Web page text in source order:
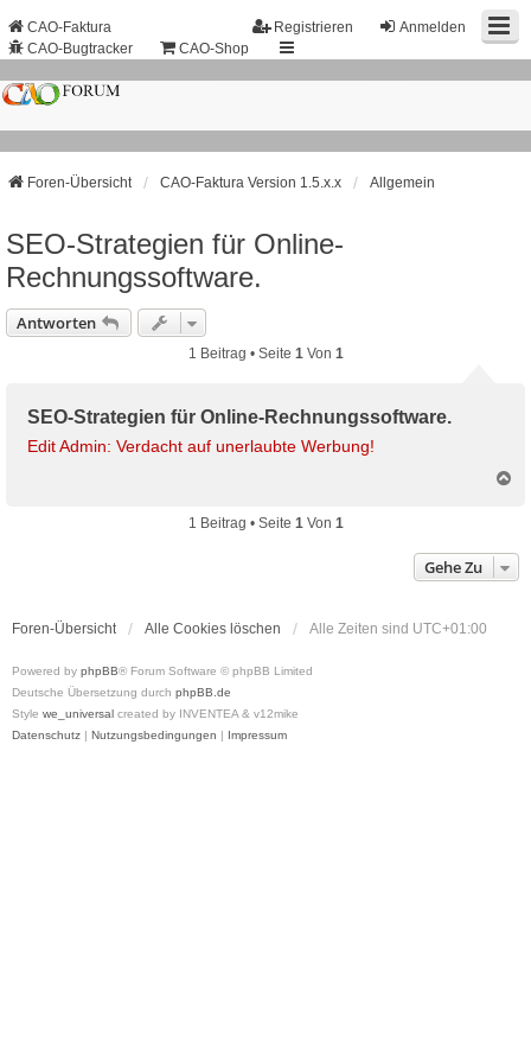
Anmelden
Registrieren
CAO-Faktura
CAO-Bugtracker
CAO-Shop
Foren-Übersicht CAO-Faktura Version 1.5.x.x Allgemein
SEO-Strategien für Online-
Rechnungssoftware.
Antworten
1 Beitrag • Seite 1 Von 1
SEO-Strategien für Online-Rechnungssoftware.
Edit Admin: Verdacht auf unerlaubte Werbung!
o
1 Beitrag • Seite 1Von 1
Gehe Zu
Foren-Übersicht Alle Cookies löschen Alle Zeiten sind UTC+01:00
Powered by phpBB® Forum Software © phpBB Limited
Deutsche Übersetzung durch phpBB.de
Style we_universal created by INVENTEA & v12mike
Datenschutz | Nutzungsbedingungen | Impressum